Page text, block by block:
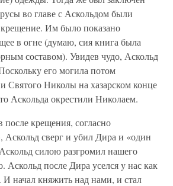
во главе с Аскольдом были
Им было показано
в огне (думаю, сия книга была
составом). Увидев чудо, Аскольд
его могила потом
Святого Николы на хазарском конце
Аскольда окрестили Николаем.
крещения, согласно
Аскольд сверг и убил Дира и «один
силою разгромил нашего
Аскольд после Дира уселся у нас как
начал княжить над нами, и стал